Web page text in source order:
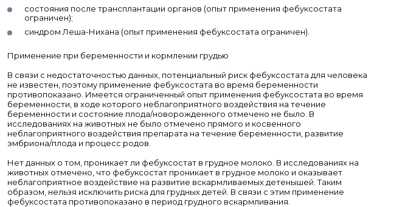
состояния после трансплантации органов (опыт применения фебуксостата
ограничен);
синдром Леша-Нихана (опыт применения фебуксостата ограничен).
Применение при беременности и кормлении грудью
В связи с недостаточностью данных, потенциальный риск фебуксостата для человека
не известен, поэтому применение фебуксостата во время беременности
противопоказано. Имеется ограниченный опыт применения фебуксостата во время
беременности, в ходе которого неблагоприятного воздействия на течение
беременности и состояние плода/новорожденного отмечено не было. В
исследованиях на животных не было отмечено прямого и косвенного
неблагоприятного воздействия препарата на течение беременности, развитие
эмбриона/плода и процесс родов.
Нет данных о том, проникает ли фебуксостат в грудное молоко. В исследованиях на
животных отмечено, что фебуксостат проникает в грудное молоко и оказывает
неблагоприятное воздействие на развитие вскармливаемых детенышей. Таким
образом, нельзя исключить риска для грудных детей. В связи с этим применение
фебуксостата противопоказано в период грудного вскармливания.